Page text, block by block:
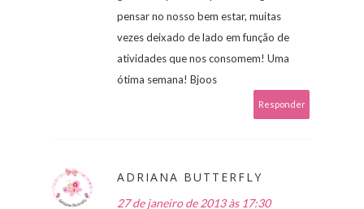
pensar no nosso bem estar, muitas
vezes deixado de lado em função de
atividades que nos consomem! Uma
ótima semana! Bjoos
Responder
ADRIANA BUTTERFLY
27 de janeiro de 2013 às 17:30